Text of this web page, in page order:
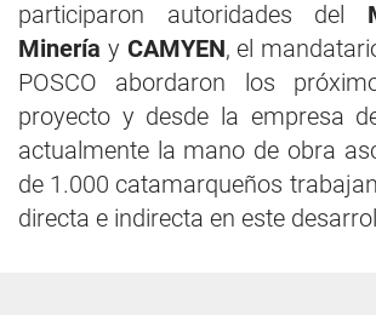
participaron autoridades del
Minería y CAMYEN, el
POSCO abordaron los
proyecto y desde la empresa
actualmente la mano de obra
de 1.000 catamarqueños
directa e indirecta en este